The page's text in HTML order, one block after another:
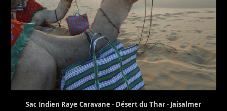
Sac Indien Raye Caravane - Désert du Thar - Jaisalmer